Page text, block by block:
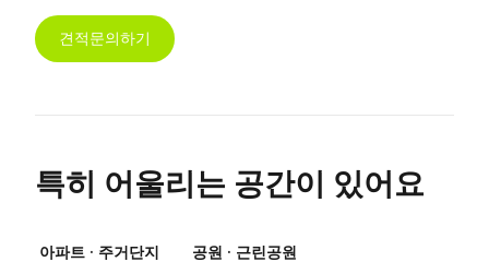
견적문의하기
특히 어울리는 공간이 있어요
아파트 · 주거단지 공원 · 근린공원